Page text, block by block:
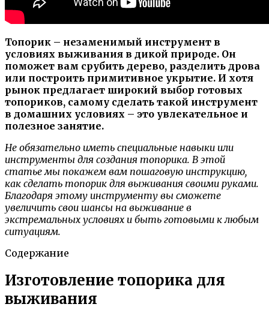
Топорик – незаменимый инструмент в
условиях выживания в дикой природе. Он
поможет вам срубить дерево, разделить дрова
или построить примитивное укрытие. И хотя
рынок предлагает широкий выбор готовых
топориков, самому сделать такой инструмент
в домашних условиях – это увлекательное и
полезное занятие.
Не обязательно иметь специальные навыки или
инструменты для создания топорика. В этой
статье мы покажем вам пошаговую инструкцию,
как сделать топорик для выживания своими руками.
Благодаря этому инструменту вы сможете
увеличить свои шансы на выживание в
экстремальных условиях и быть готовыми к любым
ситуациям.
Содержание
Изготовление топорика для
выживания